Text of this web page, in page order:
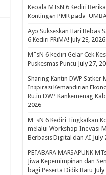
Kepala MTsN 6 Kediri
Kontingen PMR pada
Ayo Sukseskan Hari Bebas
6 Kediri PRiMA! July 29, 2026
MTsN 6 Kediri Gelar Cek
Puskesmas Puncu July 27,
Sharing Kantin DWP Satker
Inspirasi Kemandirian
Rutin DWP Kankemenag
2026
MTsN 6 Kediri Tingkatkan
melalui Workshop Inovasi
Berbasis Digital dan AI July
PETABARA MARSAPUNK
Jiwa Kepemimpinan dan
bagi Peserta Didik Baru